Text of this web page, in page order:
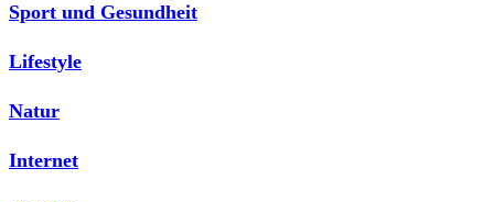
Sport und Gesundheit
Lifestyle
Natur
Internet